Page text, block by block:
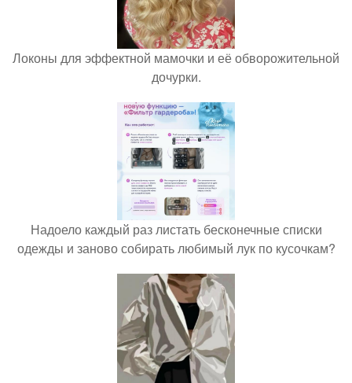
Локоны для эффектной мамочки и её обворожительной
дочурки.
Надоело каждый раз листать бесконечные списки
одежды и заново собирать любимый лук по кусочкам?